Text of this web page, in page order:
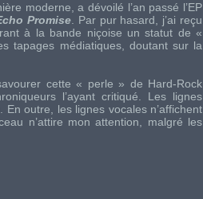
moderne, a dévoilé l’an passé l’EP
Promise . Par pur hasard, j’ai reçu
à la bande niçoise un statut de «
tapages médiatiques, doutant sur la
cette « perle » de Hard-Rock
l’ayant critiqué. Les lignes
outre, les lignes vocales n’affichent
n’attire mon attention, malgré les